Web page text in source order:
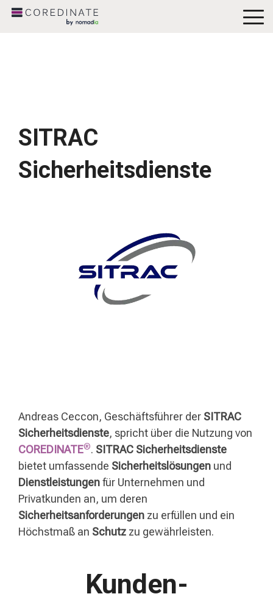
SITRAC
Sicherheitsdienste
Andreas Ceccon, Geschäftsführer der SITRAC
Sicherheitsdienste, spricht über die Nutzung von
COREDINATE®. SITRAC Sicherheitsdienste
bietet umfassende Sicherheitslösungen und
Dienstleistungenfür Unternehmen und
Privatkunden an, um deren
Sicherheitsanforderungen zu erfüllen und ein
Höchstmaß an Schutz zu gewährleisten.
Kunden-